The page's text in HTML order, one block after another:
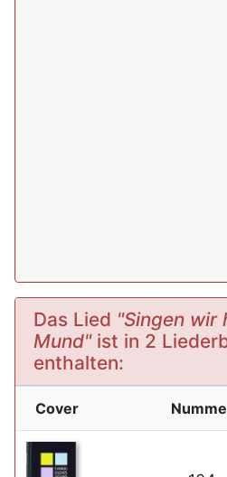
Das Lied "Singen wir
Mund"ist in 2
enthalten:
Cover